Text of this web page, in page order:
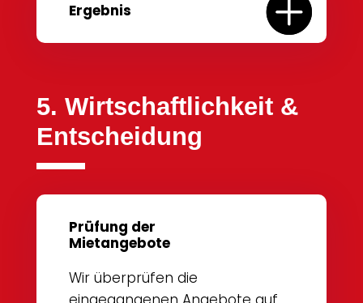
Ergebnis
5. Wirtschaftlichkeit &
Entscheidung
Prüfung der
Mietangebote
Wir überprüfen die